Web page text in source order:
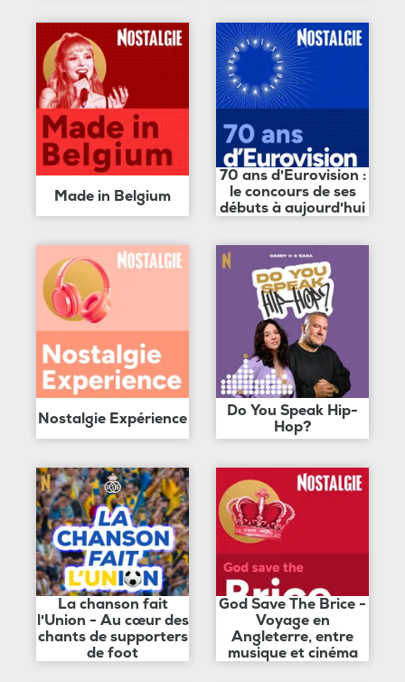
Made in Belgium
70 ans d'Eurovision :
le concours de ses
débuts à aujourd'hui
Nostalgie Expérience
Do You Speak Hip-
Hop?
La chanson fait
l'Union - Au cœur des
chants de supporters
de foot
God Save The Brice -
Voyage en
Angleterre, entre
musique et cinéma